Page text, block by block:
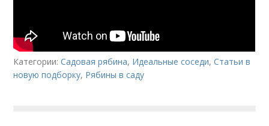
Категории:Садовая рябина, Идеальные соседи,Статьи в
новую подборку, Рябины в саду